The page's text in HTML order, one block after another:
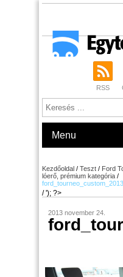
RSS
Menu
Kezdőoldal / Teszt / Ford
lóerő, prémium kategória /
/ '); ?>
2013 november 24.